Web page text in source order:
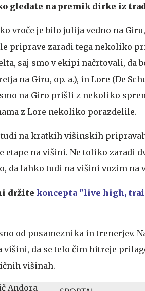
gledate na premik dirke iz
vroče je bilo julija vedno na
priprave zaradi tega nekoliko
saj smo v ekipi načrtovali, da
na Giru, op. a.), in Lore (De
na Giro prišli z nekoliko
z Lore nekoliko porazdelile.
na kratkih višinskih pripravah
etape na višini. Ne toliko zaradi
da lahko tudi na višini vozim na
držite koncepta "live high,
od posameznika in trenerjev.
višini, da se telo čim hitreje
višinah.